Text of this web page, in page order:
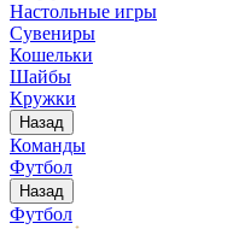
Настольные игры
Сувениры
Кошельки
Шайбы
Кружки
Назад
Команды
Футбол
Назад
Футбол